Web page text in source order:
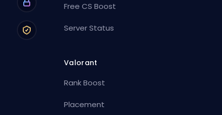
Free CS Boost
Server Status
Valorant
Rank Boost
Placement